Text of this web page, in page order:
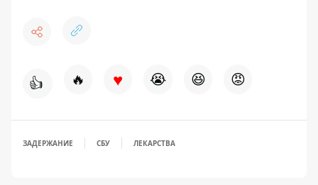
👍 🔥 ♥ 😭 😆 😡
ЗАДЕРЖАНИЕ СБУ ЛЕКАРСТВА